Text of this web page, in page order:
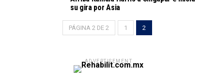
su gira por Asia
PÁGINA 2 DE 2 1 2
ADVERTISEMENT